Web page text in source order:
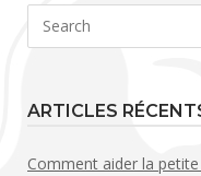
ARTICLES
Comment aider la